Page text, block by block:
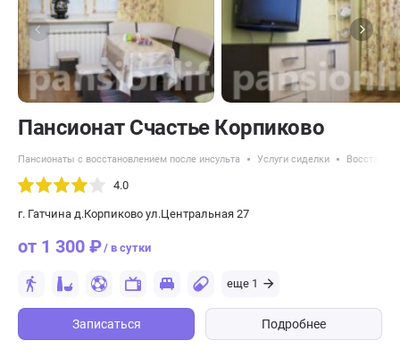
Пансионат Счастье Корпиково
Пансионаты с восстановлением после инсульта Услуги сиделки
4.0
г. Гатчина д.Корпиково ул.Центральная 27
от 1 300 ₽/ в сутки
еще 1
Записаться Подробнее